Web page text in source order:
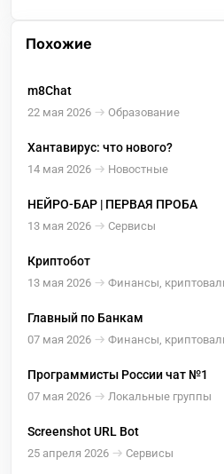
Похожие
m8Chat
22 мая 2026 Образование
Хантавирус: что нового?
14 мая 2026 Новостные
НЕЙРО-БАР | ПЕРВАЯ ПРОБА
13 мая 2026 Сервисы
Криптобот
13 мая 2026 Финансы,
Главный по Банкам
07 мая 2026 Финансы,
Программисты Росcии чат №1
07 мая 2026 Локальные группы
Screenshot URL Bot
25 апреля 2026 Сервисы